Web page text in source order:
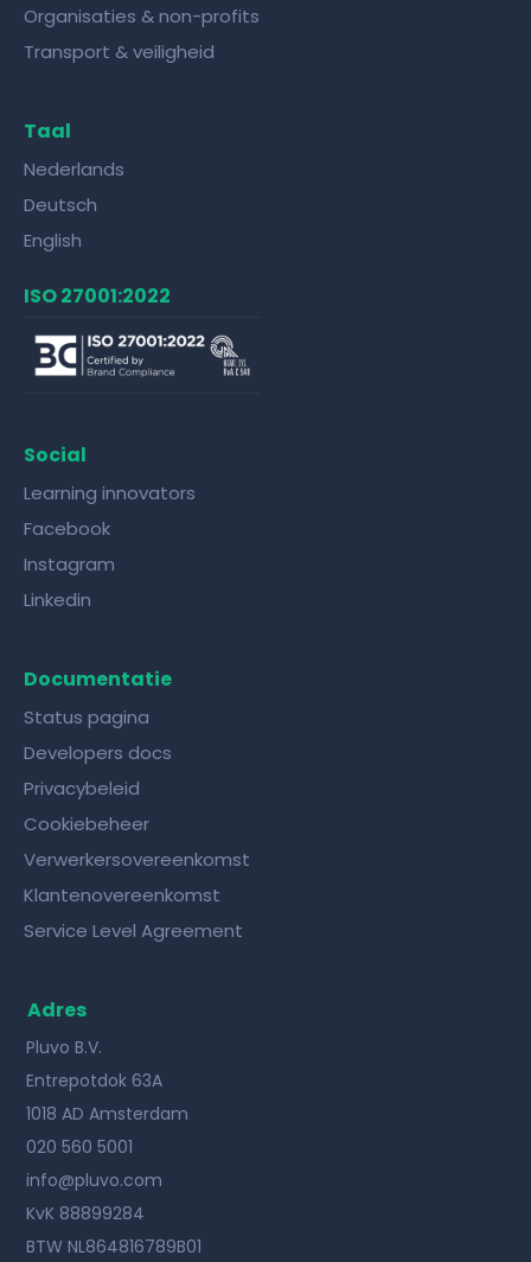
Organisaties & non-profits
Transport & veiligheid
Taal
Nederlands
Deutsch
English
ISO 27001:2022
Social
Learning innovators
Facebook
Instagram
Linkedin
Documentatie
Status pagina
Developers docs
Privacybeleid
Cookiebeheer
Verwerkersovereenkomst
Klantenovereenkomst
Service Level Agreement
Adres
Pluvo B.V.
Entrepotdok 63A
1018 AD Amsterdam
020 560 5001
info@pluvo.com
KvK 88899284
BTW NL864816789B01